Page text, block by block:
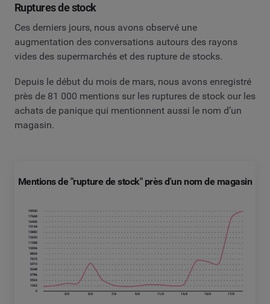
Ruptures de stock
Ces derniers jours, nous avons observé une
augmentation des conversations autours des rayons
vides des supermarchés et des rupture de stocks.
Depuis le début du mois de mars, nous avons enregistré
près de 81 000 mentions sur les ruptures de stock our les
achats de panique qui mentionnent aussi le nom d’un
magasin.
Mentions de "rupture de stock" près d'un nom de magasin